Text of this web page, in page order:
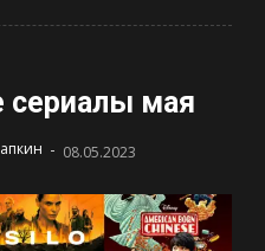
сериалы мая
- 08.05.2023